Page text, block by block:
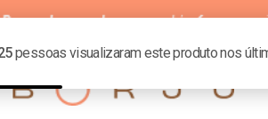
Parcelamentoem até6xsem